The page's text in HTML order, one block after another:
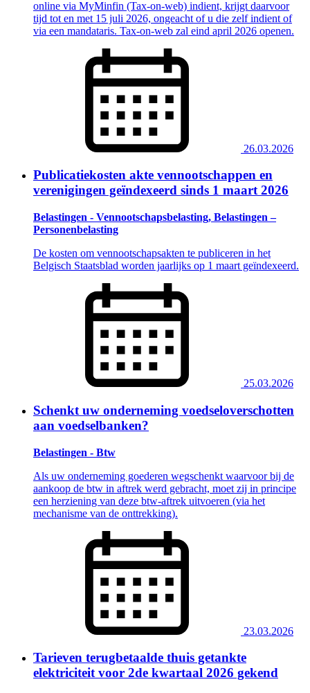
online via MyMinfin (Tax-on-web) indient, krijgt daarvoor
tijd tot en met 15 juli 2026, ongeacht of u die zelf indient of
via een mandataris. Tax-on-web zal eind april 2026 openen.
26.03.2026
Publicatiekosten akte vennootschappen en
verenigingen geïndexeerd sinds 1 maart 2026
Belastingen - Vennootschapsbelasting, Belastingen –
Personenbelasting
De kosten om vennootschapsakten te publiceren in het
Belgisch Staatsblad worden jaarlijks op 1 maart geïndexeerd.
25.03.2026
Schenkt uw onderneming voedseloverschotten
aan voedselbanken?
Belastingen - Btw
Als uw onderneming goederen wegschenkt waarvoor bij de
aankoop de btw in aftrek werd gebracht, moet zij in principe
een herziening van deze btw-aftrek uitvoeren (via het
mechanisme van de onttrekking).
23.03.2026
Tarieven terugbetaalde thuis getankte
elektriciteit voor 2de kwartaal 2026 gekend